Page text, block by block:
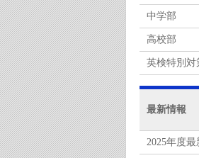
中学部
高校部
英検特別対
最新情報
2025年度最